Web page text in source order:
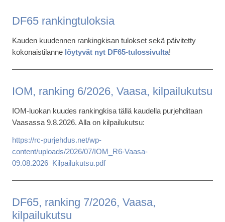
DF65 rankingtuloksia
Kauden kuudennen rankingkisan tulokset sekä päivitetty
kokonaistilanne löytyvät nyt DF65-tulossivulta!
IOM, ranking 6/2026, Vaasa, kilpailukutsu
IOM-luokan kuudes rankingkisa tällä kaudella purjehditaan
Vaasassa 9.8.2026. Alla on kilpailukutsu:
https://rc-purjehdus.net/wp-
content/uploads/2026/07/IOM_R6-Vaasa-
09.08.2026_Kilpailukutsu.pdf
DF65, ranking 7/2026, Vaasa,
kilpailukutsu